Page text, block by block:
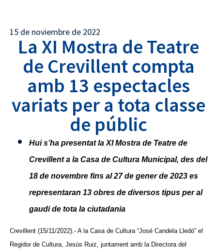
15 de noviembre de 2022
La XI Mostra de Teatre
de Crevillent compta
amb 13 espectacles
variats per a tota classe
de públic
Hui s’ha presentat la XI Mostra de Teatre de
Crevillent a la Casa de Cultura Municipal, des del
18 de novembre fins al 27 de gener de 2023 es
representaran 13 obres de diversos tipus per al
gaudi de tota la ciutadania
Crevillent (15/11/2022).- A la Casa de Cultura “José Candela Lledó” el
Regidor de Cultura, Jesús Ruiz, juntament amb la Directora del